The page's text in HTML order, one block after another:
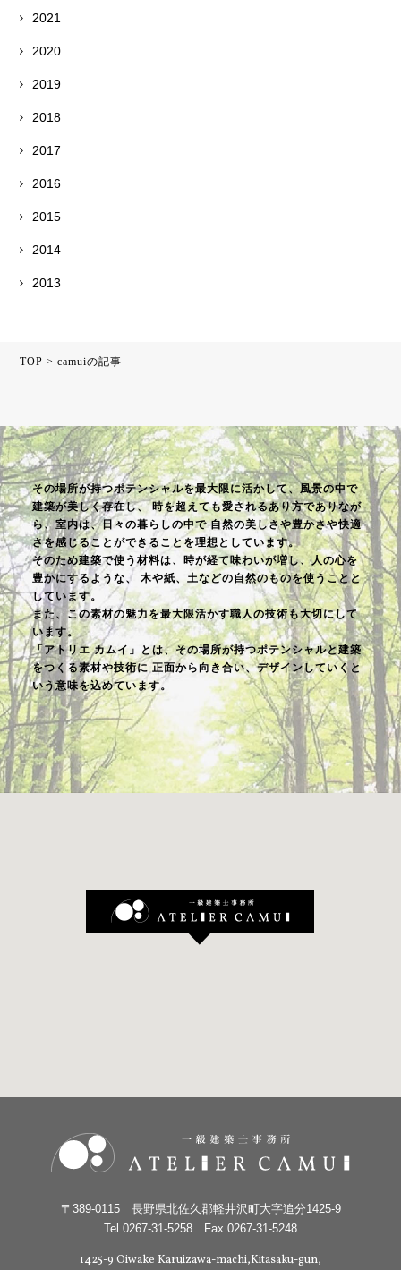
2021
2020
2019
2018
2017
2016
2015
2014
2013
TOP >camuiの記事
その場所が持つポテンシャルを最大限に活かして、風景の中で
建築が美しく存在し、時を超えても愛されるあり方でありなが
ら、室内は、日々の暮らしの中で自然の美しさや豊かさや快適
さを感じることができることを理想としています。
そのため建築で使う材料は、時が経て味わいが増し、人の心を
豊かにするような、 木や紙、土などの自然のものを使うことと
しています。
また、この素材の魅力を最大限活かす職人の技術も大切にして
います。
「アトリエ カムイ」とは、その場所が持つポテンシャルと建築
をつくる素材や技術に 正面から向き合い、デザインしていくと
いう意味を込めています。
〒389-0115 長野県北佐久郡軽井沢町大字追分1425-9
Tel 0267-31-5258 Fax 0267-31-5248
1425-9 Oiwake Karuizawa-machi,Kitasaku-gun,